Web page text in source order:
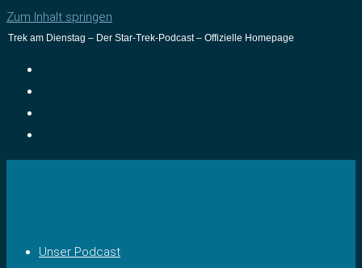
Zum Inhalt springen
Trek am Dienstag – Der Star-Trek-Podcast – Offizielle Homepage
Unser Podcast